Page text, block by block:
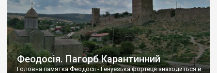
Феодосія. Пагорб Карантинний
Головна памятка Феодосії - Генуезька фортеця знаходиться в